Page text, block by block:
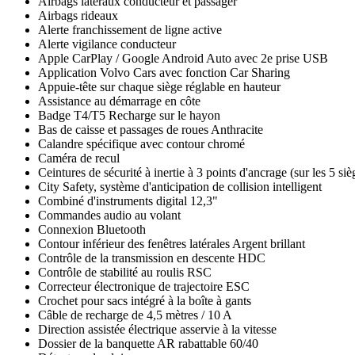
Airbags rideaux
Alerte franchissement de ligne active
Alerte vigilance conducteur
Apple CarPlay / Google Android Auto avec 2e prise USB
Application Volvo Cars avec fonction Car Sharing
Appuie-tête sur chaque siège réglable en hauteur
Assistance au démarrage en côte
Badge T4/T5 Recharge sur le hayon
Bas de caisse et passages de roues Anthracite
Calandre spécifique avec contour chromé
Caméra de recul
Ceintures de sécurité à inertie à 3 points d'ancrage (sur les 5
City Safety, système d'anticipation de collision intelligent
Combiné d'instruments digital 12,3"
Commandes audio au volant
Connexion Bluetooth
Contour inférieur des fenêtres latérales Argent brillant
Contrôle de la transmission en descente HDC
Contrôle de stabilité au roulis RSC
Correcteur électronique de trajectoire ESC
Crochet pour sacs intégré à la boîte à gants
Câble de recharge de 4,5 mètres / 10 A
Direction assistée électrique asservie à la vitesse
Dossier de la banquette AR rabattable 60/40